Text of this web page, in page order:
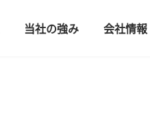
当社の強み 会社情報